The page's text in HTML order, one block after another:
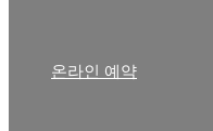
온라인 예약